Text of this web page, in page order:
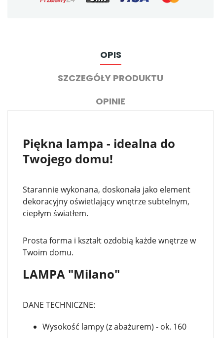
OPIS
SZCZEGÓŁY PRODUKTU
OPINIE
Piękna lampa - idealna do
Twojego domu!
Starannie wykonana, doskonała jako element
dekoracyjny oświetlający wnętrze subtelnym,
ciepłym światłem.
Prosta forma i kształt ozdobią każde wnętrze w
Twoim domu.
LAMPA "Milano"
DANE TECHNICZNE:
Wysokość lampy (z abażurem) - ok. 160